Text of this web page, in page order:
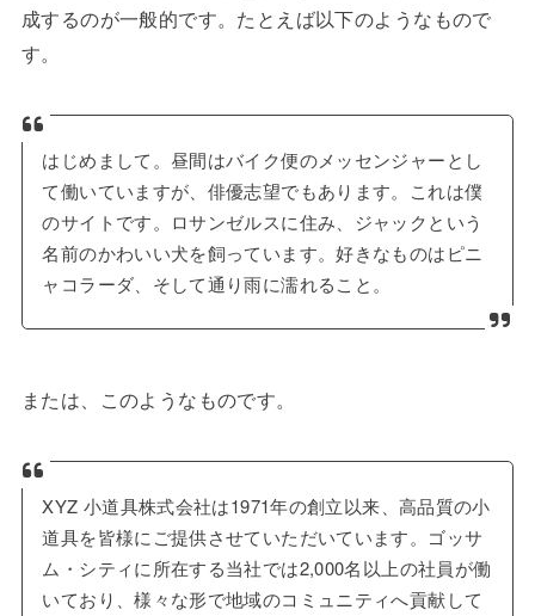
成するのが一般的です。たとえば以下のようなもので
す。
はじめまして。昼間はバイク便のメッセンジャーとし
て働いていますが、俳優志望でもあります。これは僕
のサイトです。ロサンゼルスに住み、ジャックという
名前のかわいい犬を飼っています。好きなものはピニ
ャコラーダ、そして通り雨に濡れること。
または、このようなものです。
XYZ 小道具株式会社は1971年の創立以来、高品質の小
道具を皆様にご提供させていただいています。ゴッサ
ム・シティに所在する当社では2,000名以上の社員が働
いており、様々な形で地域のコミュニティへ貢献して